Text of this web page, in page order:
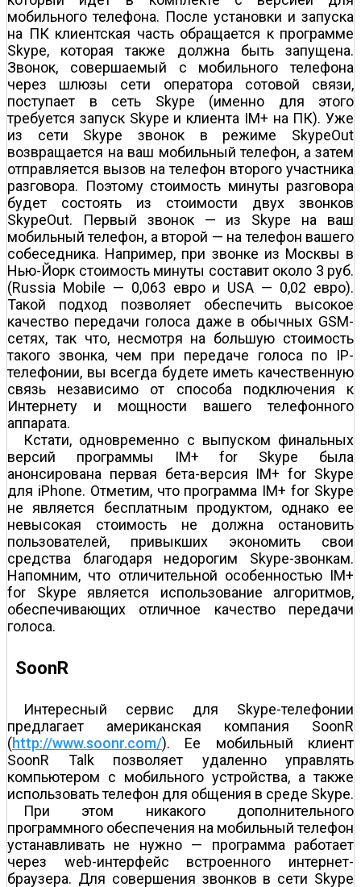
мобильного телефона. После установки и запуска
на ПК клиентская часть обращается к программе
Skype, которая также должна быть запущена.
Звонок, совершаемый с мобильного телефона
через шлюзы сети оператора сотовой связи,
поступает в сеть Skype (именно для этого
требуется запуск Skype и клиента IM+ на ПК). Уже
из сети Skype звонок в режиме SkypeOut
возвращается на ваш мобильный телефон, а затем
отправляется вызов на телефон второго участника
разговора. Поэтому стоимость минуты разговора
будет состоять из стоимости двух звонков
SkypeOut. Первый звонок — из Skype на ваш
мобильный телефон, а второй — на телефон вашего
собеседника. Например, при звонке из Москвы в
Нью-Йорк стоимость минуты составит около 3 руб.
(Russia Mobile — 0,063 евро и USA — 0,02 евро).
Такой подход позволяет обеспечить высокое
качество передачи голоса даже в обычных GSM-
сетях, так что, несмотря на большую стоимость
такого звонка, чем при передаче голоса по IP-
телефонии, вы всегда будете иметь качественную
связь независимо от способа подключения к
Интернету и мощности вашего телефонного
аппарата.
Кстати, одновременно с выпуском финальных
версий программы IM+ for Skype была
анонсирована первая бета-версия IM+ for Skype
для iPhone. Отметим, что программа IM+ for Skype
не является бесплатным продуктом, однако ее
невысокая стоимость не должна остановить
пользователей, привыкших экономить свои
средства благодаря недорогим Skype-звонкам.
Напомним, что отличительной особенностью IM+
for Skype является использование алгоритмов,
обеспечивающих отличное качество передачи
голоса.
SoonR
Интересный сервис для Skype-телефонии
предлагает американская компания SoonR
(http://www.soonr.com/). Ее мобильный клиент
SoonR Talk позволяет удаленно управлять
компьютером с мобильного устройства, а также
использовать телефон для общения в среде Skype.
При этом никакого дополнительного
программного обеспечения на мобильный телефон
устанавливать не нужно — программа работает
через web-интерфейс встроенного интернет-
браузера. Для совершения звонков в сети Skype